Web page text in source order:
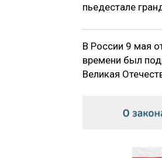
пьедестале
В России 9 мая
времени был
Великая